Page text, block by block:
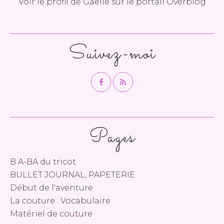
Pages
B A-BA du tricot
BULLET JOURNAL, PAPETERIE
Début de l'aventure
La couture : Vocabulaire
Matériel de couture
Suivez-moi